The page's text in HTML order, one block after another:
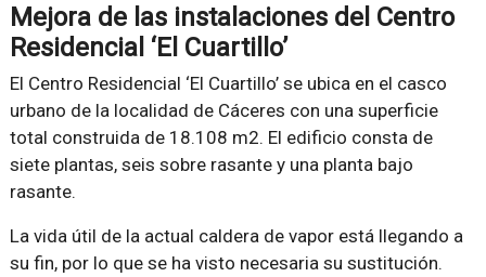
Mejora de las instalaciones del Centro
Residencial ‘El Cuartillo’
El Centro Residencial ‘El Cuartillo’ se ubica en el casco
urbano de la localidad de Cáceres con una superficie
total construida de 18.108 m2. El edificio consta de
siete plantas, seis sobre rasante y una planta bajo
rasante.
La vida útil de la actual caldera de vapor está llegando a
su fin, por lo que se ha visto necesaria su sustitución.